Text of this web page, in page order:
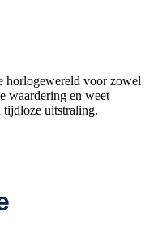
horlogewereld voor zowel
waardering en weet
tijdloze uitstraling.